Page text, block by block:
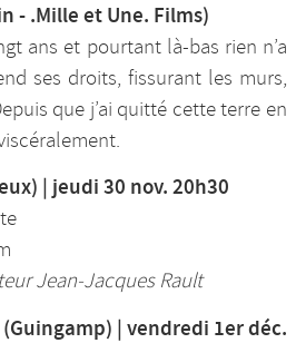
- .Mille et Une. Films)
ans et pourtant là-bas rien n’a
ses droits, fissurant les murs,
que j’ai quitté cette terre en
| jeudi 30 nov. 20h30
Jean-Jacques Rault
| vendredi 1er déc.